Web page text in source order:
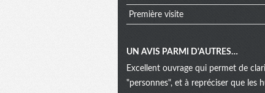
Première visite
UN AVIS PARMI D'AUTRES…
Excellent ouvrage qui permet de
"personnes", et à repréciser que les